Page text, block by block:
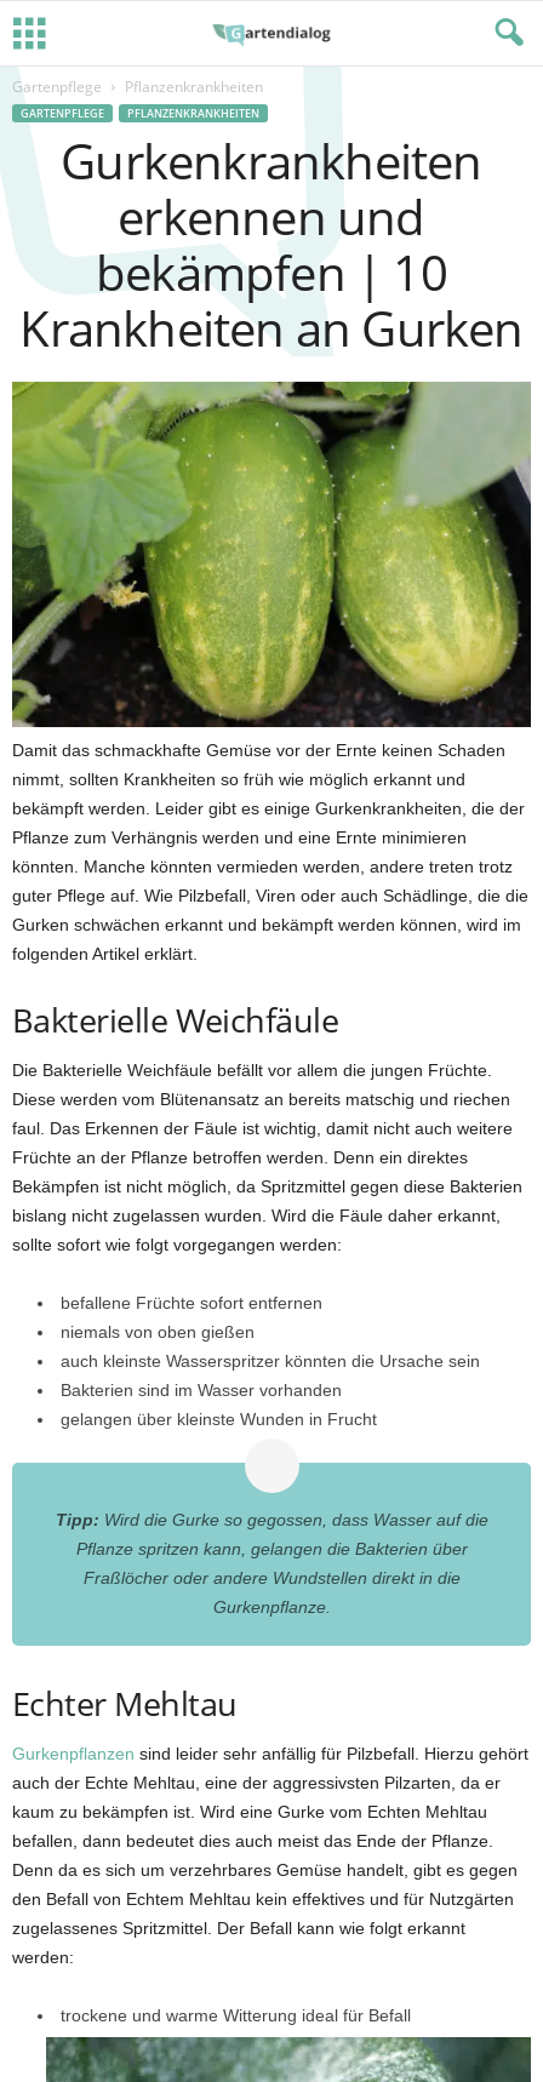
Gartenpflege Pflanzenkrankheiten
GARTENPFLEGE PFLANZENKRANKHEITEN
Gurkenkrankheiten
erkennen und
bekämpfen | 10
Krankheiten an Gurken
Damit das schmackhafte Gemüse vor der Ernte keinen Schaden
nimmt, sollten Krankheiten so früh wie möglich erkannt und
bekämpft werden. Leider gibt es einige Gurkenkrankheiten, die der
Pflanze zum Verhängnis werden und eine Ernte minimieren
könnten. Manche könnten vermieden werden, andere treten trotz
guter Pflege auf. Wie Pilzbefall, Viren oder auch Schädlinge, die die
Gurken schwächen erkannt und bekämpft werden können, wird im
folgenden Artikel erklärt.
Bakterielle Weichfäule
Die Bakterielle Weichfäule befällt vor allem die jungen Früchte.
Diese werden vom Blütenansatz an bereits matschig und riechen
faul. Das Erkennen der Fäule ist wichtig, damit nicht auch weitere
Früchte an der Pflanze betroffen werden. Denn ein direktes
Bekämpfen ist nicht möglich, da Spritzmittel gegen diese Bakterien
bislang nicht zugelassen wurden. Wird die Fäule daher erkannt,
sollte sofort wie folgt vorgegangen werden:
befallene Früchte sofort entfernen
niemals von oben gießen
auch kleinste Wasserspritzer könnten die Ursache sein
Bakterien sind im Wasser vorhanden
gelangen über kleinste Wunden in Frucht
Tipp: Wird die Gurke so gegossen, dass Wasser auf die
Pflanze spritzen kann, gelangen die Bakterien über
Fraßlöcher oder andere Wundstellen direkt in die
Gurkenpflanze.
Echter Mehltau
Gurkenpflanzen sind leider sehr anfällig für Pilzbefall. Hierzu gehört
auch der Echte Mehltau, eine der aggressivsten Pilzarten, da er
kaum zu bekämpfen ist. Wird eine Gurke vom Echten Mehltau
befallen, dann bedeutet dies auch meist das Ende der Pflanze.
Denn da es sich um verzehrbares Gemüse handelt, gibt es gegen
den Befall von Echtem Mehltau kein effektives und für Nutzgärten
zugelassenes Spritzmittel. Der Befall kann wie folgt erkannt
werden:
trockene und warme Witterung ideal für Befall